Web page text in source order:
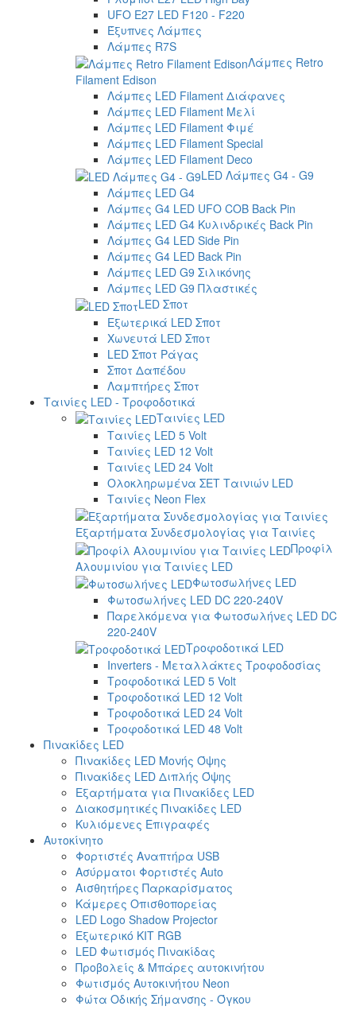
UFO E27 LED F120 - F220
Έξυπνες Λάμπες
Λάμπες R7S
Λάμπες Retro
Filament Edison
Λάμπες LED Filament Διάφανες
Λάμπες LED Filament Μελί
Λάμπες LED Filament Φιμέ
Λάμπες LED Filament Special
Λάμπες LED Filament Deco
LED Λάμπες G4 - G9
Λάμπες LED G4
Λάμπες G4 LED UFO COB Back Pin
Λάμπες LED G4 Κυλινδρικές Back Pin
Λάμπες G4 LED Side Pin
Λάμπες G4 LED Back Pin
Λάμπες LED G9 Σιλικόνης
Λάμπες LED G9 Πλαστικές
LED Σποτ
Εξωτερικά LED Σποτ
Χωνευτά LED Σποτ
LED Σποτ Ράγας
Σποτ Δαπέδου
Λαμπτήρες Σποτ
Ταινίες LED - Τροφοδοτικά
Ταινίες LED
Ταινίες LED 5 Volt
Ταινίες LED 12 Volt
Ταινίες LED 24 Volt
Ολοκληρωμένα ΣΕΤ Ταινιών LED
Ταινίες Neon Flex
Εξαρτήματα Συνδεσμολογίας για Ταινίες
Προφίλ
Αλουμινίου για Ταινίες LED
Φωτοσωλήνες LED
Φωτοσωλήνες LED DC 220-240V
Παρελκόμενα για Φωτοσωλήνες LED DC
220-240V
Τροφοδοτικά LED
Inverters - Μεταλλάκτες Τροφοδοσίας
Τροφοδοτικά LED 5 Volt
Τροφοδοτικά LED 12 Volt
Τροφοδοτικά LED 24 Volt
Τροφοδοτικά LED 48 Volt
Πινακίδες LED
Πινακίδες LED Μονής Όψης
Πινακίδες LED Διπλής Όψης
Εξαρτήματα για Πινακίδες LED
Διακοσμητικές Πινακίδες LED
Κυλιόμενες Επιγραφές
Αυτοκίνητο
Φορτιστές Αναπτήρα USB
Ασύρματοι Φορτιστές Auto
Αισθητήρες Παρκαρίσματος
Κάμερες Οπισθοπορείας
LED Logo Shadow Projector
Εξωτερικό ΚΙΤ RGB
LED Φωτισμός Πινακίδας
Προβολείς & Μπάρες αυτοκινήτου
Φωτισμός Αυτοκινήτου Neon
Φώτα Οδικής Σήμανσης - Όγκου